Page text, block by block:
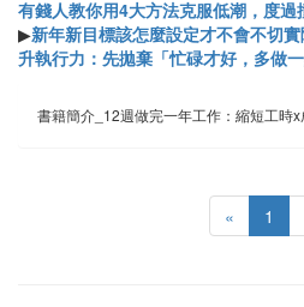
有錢人教你用4大方法克服低潮，度過
▶新年新目標該怎麼設定才不會不切
升執行力：先拋棄「忙碌才好，多做
書籍簡介_12週做完一年工作：縮短工時
« 1